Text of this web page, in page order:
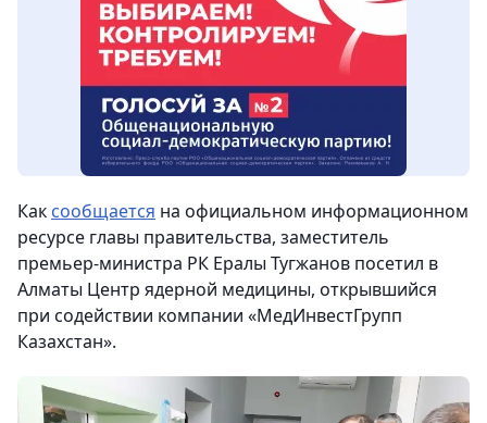
Как сообщается на официальном информационном
ресурсе главы правительства, заместитель
премьер-министра РК Ералы Тугжанов посетил в
Алматы Центр ядерной медицины, открывшийся
при содействии компании «МедИнвестГрупп
Казахстан».